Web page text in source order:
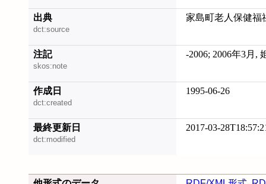
出典
dct:source
家島町老人保健福
注記
skos:note
-2006; 2006年3月,
作成日
dct:created
1995-06-26
最終更新日
dct:modified
2017-03-